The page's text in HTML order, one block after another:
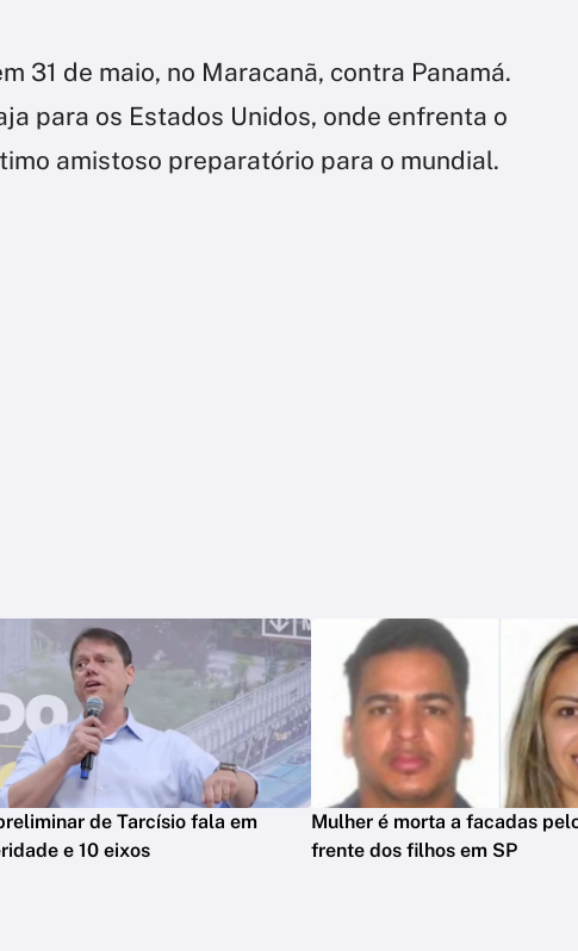
31 de maio, no Maracanã, contra Panamá.
para os Estados Unidos, onde enfrenta o
amistoso preparatório para o mundial.
de Tarcísio fala em
e 10 eixos
Mulher é morta a facadas
frente dos filhos em SP